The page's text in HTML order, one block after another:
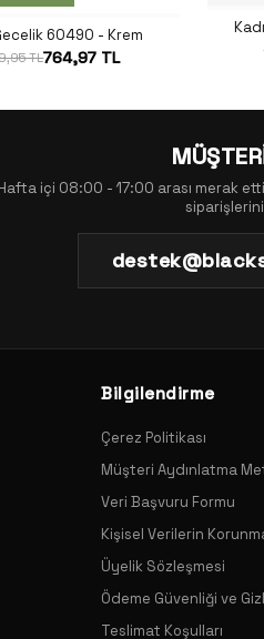
60490 - Krem
TL764,97 TL
içi 08:00 - 17:00 arası merak
Bilgilendirme
Çerez Politikası
Müşteri Aydınlatma
Veri Başvuru Formu
Kişisel Verilerin
Üyelik Sözleşmesi
Ödeme Güvenliği ve
Teslimat Koşulları